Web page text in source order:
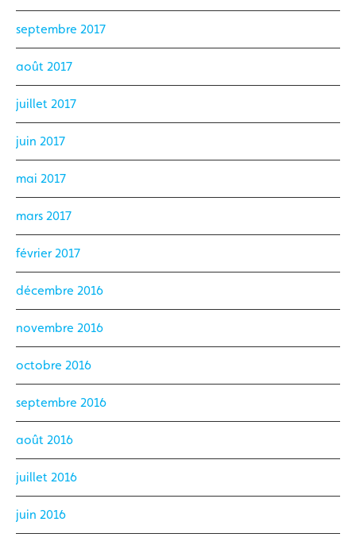
septembre 2017
août 2017
juillet 2017
juin 2017
mai 2017
mars 2017
février 2017
décembre 2016
novembre 2016
octobre 2016
septembre 2016
août 2016
juillet 2016
juin 2016